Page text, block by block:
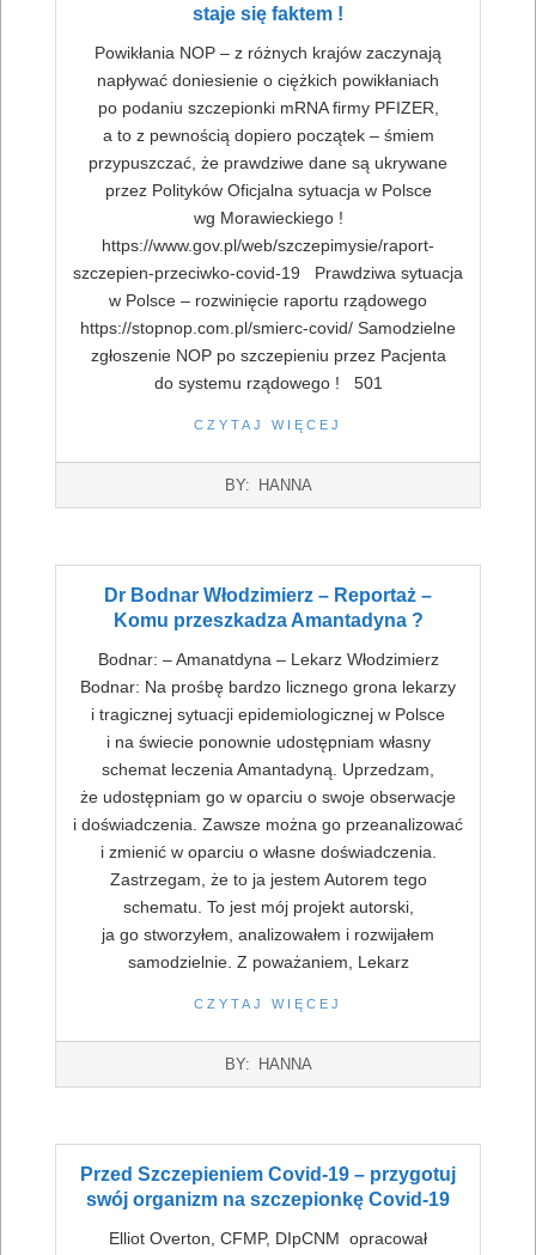
staje się faktem !
Powikłania NOP – z różnych krajów zaczynają
napływać doniesienie o ciężkich powikłaniach
po podaniu szczepionki mRNA firmy PFIZER,
a to z pewnością dopiero początek – śmiem
przypuszczać, że prawdziwe dane są ukrywane
przez Polityków Oficjalna sytuacja w Polsce
wg Morawieckiego !
https://www.gov.pl/web/szczepimysie/raport-
szczepien-przeciwko-covid-19 Prawdziwa sytuacja
w Polsce – rozwinięcie raportu rządowego
https://stopnop.com.pl/smierc-covid/ Samodzielne
zgłoszenie NOP po szczepieniu przez Pacjenta
do systemu rządowego ! 501
CZYTAJ WIĘCEJ
BY: HANNA
Dr Bodnar Włodzimierz – Reportaż –
Komu przeszkadza Amantadyna ?
Bodnar: – Amanatdyna – Lekarz Włodzimierz
Bodnar: Na prośbę bardzo licznego grona lekarzy
i tragicznej sytuacji epidemiologicznej w Polsce
i na świecie ponownie udostępniam własny
schemat leczenia Amantadyną. Uprzedzam,
że udostępniam go w oparciu o swoje obserwacje
i doświadczenia. Zawsze można go przeanalizować
i zmienić w oparciu o własne doświadczenia.
Zastrzegam, że to ja jestem Autorem tego
schematu. To jest mój projekt autorski,
ja go stworzyłem, analizowałem i rozwijałem
samodzielnie. Z poważaniem, Lekarz
CZYTAJ WIĘCEJ
BY: HANNA
Przed Szczepieniem Covid-19 – przygotuj
swój organizm na szczepionkę Covid-19
Elliot Overton, CFMP, DIpCNM opracował